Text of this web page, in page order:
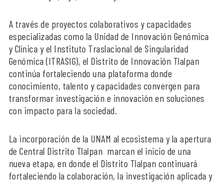
A través de proyectos colaborativos y capacidades
especializadas como la Unidad de Innovación Genómica
y Clínica y el Instituto Traslacional de Singularidad
Genómica (ITRASIG), el Distrito de Innovación Tlalpan
continúa fortaleciendo una plataforma donde
conocimiento, talento y capacidades convergen para
transformar investigación e innovación en soluciones
con impacto para la sociedad.
La incorporación de la UNAM al ecosistema y la apertura
de Central Distrito Tlalpan marcan el inicio de una
nueva etapa, en donde el Distrito Tlalpan continuará
fortaleciendo la colaboración, la investigación aplicada y